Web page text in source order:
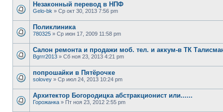
Незаконный перевод в НПФ
Gelo-bk » Ср окт 30, 2013 7:56 pm
Поликлиника
780325 » Ср июн 17, 2009 11:58 pm
Салон ремонта и продажи моб. тел. и аккум-в ТК
Bgrrr2013 » Сб ноя 23, 2013 4:21 pm
попрошайки в Пятёрочке
solovey » Ср июл 24, 2013 10:24 pm
Архитектор Богородицка абстракционист или......
Горожанка » Пт ноя 23, 2012 2:55 pm